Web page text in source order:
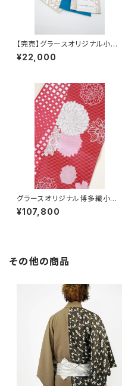
【完売】グラースオリジナル小袋
帯/半巾帯 ヒョウ箔プリント
BE レディース帯 レオパード
¥22,000
グラースオリジナル博多織小袋
帯 ダリア 赤
¥107,800
その他の商品